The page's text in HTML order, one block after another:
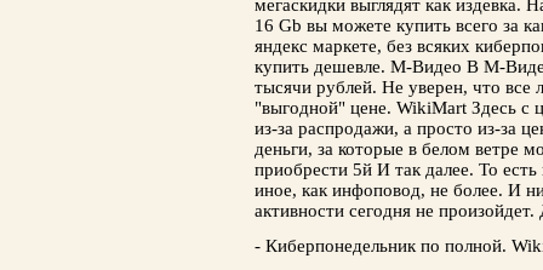
мегаскидки выглядят как издевка.
16 Gb вы можете купить всего за
яндекс маркете, без всяких
купить дешевле. М-Видео В М-
тысячи рублей. Не уверен, что все
"выгодной" цене. WikiMart Здесь с
из-за распродажи, а просто из-за
деньги, за которые в белом ветре
приобрести 5й И так далее. То
иное, как инфоповод, не более. И
активности сегодня не
- Киберпонедельник по полной.